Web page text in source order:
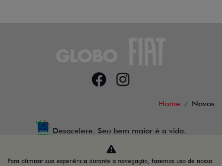
Home Novos
Desacelere. Seu bem maior é a vida.
Para otimizar sua experiência durante a navegação, fazemos uso de nossa